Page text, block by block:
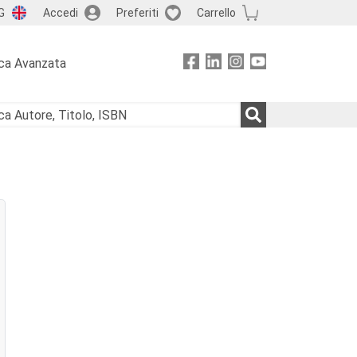
Accedi Preferiti Carrello
Avanzata